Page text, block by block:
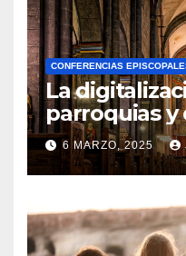
CONFERENCIAS
La
parroquias y
realidad ya
la Iglesia
6 MARZO, 2025